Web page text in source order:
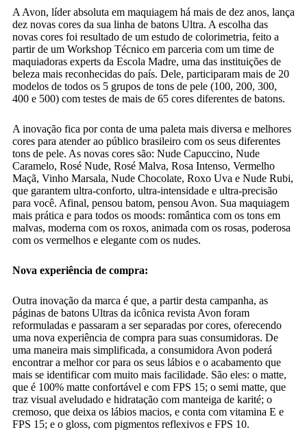
A Avon, líder absoluta em maquiagem há mais de dez anos, lança
dez novas cores da sua linha de batons Ultra. A escolha das
novas cores foi resultado de um estudo de colorimetria, feito a
partir de um Workshop Técnico em parceria com um time de
maquiadoras experts da Escola Madre, uma das instituições de
beleza mais reconhecidas do país. Dele, participaram mais de 20
modelos de todos os 5 grupos de tons de pele (100, 200, 300,
400 e 500) com testes de mais de 65 cores diferentes de batons.
A inovação fica por conta de uma paleta mais diversa e melhores
cores para atender ao público brasileiro com os seus diferentes
tons de pele. As novas cores são: Nude Capuccino, Nude
Caramelo, Rosé Nude, Rosé Malva, Rosa Intenso, Vermelho
Maçã, Vinho Marsala, Nude Chocolate, Roxo Uva e Nude Rubi,
que garantem ultra-conforto, ultra-intensidade e ultra-precisão
para você. Afinal, pensou batom, pensou Avon. Sua maquiagem
mais prática e para todos os moods: romântica com os tons em
malvas, moderna com os roxos, animada com os rosas, poderosa
com os vermelhos e elegante com os nudes.
Nova experiência de compra:
Outra inovação da marca é que, a partir desta campanha, as
páginas de batons Ultras da icônica revista Avon foram
reformuladas e passaram a ser separadas por cores, oferecendo
uma nova experiência de compra para suas consumidoras. De
uma maneira mais simplificada, a consumidora Avon poderá
encontrar a melhor cor para os seus lábios e o acabamento que
mais se identificar com muito mais facilidade. São eles: o matte,
que é 100% matte confortável e com FPS 15; o semi matte, que
traz visual aveludado e hidratação com manteiga de karité; o
cremoso, que deixa os lábios macios, e conta com vitamina E e
FPS 15; e o gloss, com pigmentos reflexivos e FPS 10.